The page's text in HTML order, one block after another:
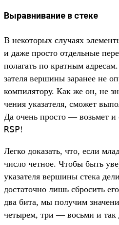
Выравнивание в стеке
В некото­рых слу­чаях
и даже прос­то отдель­ные
полагать по крат­ным
зате­ля вер­шины заранее не
ком­пилято­ру. Как же он, не
чения ука­зате­ля, смо­жет
Да очень прос­то — возь­мет
RSP!
Лег­ко доказать, что, если
чис­ло чет­ное. Что­бы быть
ука­зате­ля вер­шины сте­ка
дос­таточ­но лишь сбро­сить
два бита, мы получим
четырем, три — вось­ми и так